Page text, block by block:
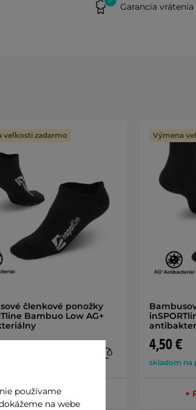
Garancia vrátenia
členkové ponožky
Bambuo Low AG+
veľkosti zadarmo
+ Pridať do košíka
4,50 €
skladom na
Výmena
+
používame
na webe